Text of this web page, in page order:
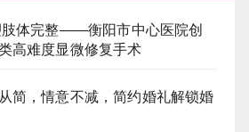
体完整——衡阳市中心医院创
高难度显微修复手术
简，情意不减，简约婚礼解锁婚